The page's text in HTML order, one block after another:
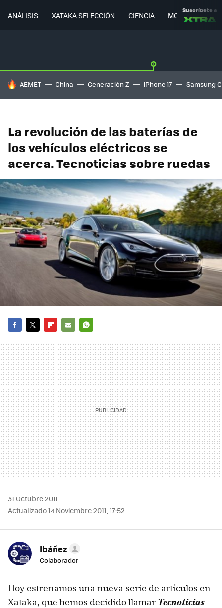
ANÁLISIS XATAKA SELECCIÓN CIENCIA MOVILIDAD
Suscríbete a
HOY SE HABLA DE
AEMET China Generación Z iPhone 17 Samsung
La revolución de las baterías de
los vehículos eléctricos se
acerca. Tecnoticias sobre ruedas
MAIL
31 Octubre 2011
Actualizado 14 Noviembre 2011, 17:52
Ibáñez
Colaborador
Hoy estrenamos una nueva serie de artículos en
Xataka, que hemos decidido llamar Tecnoticias